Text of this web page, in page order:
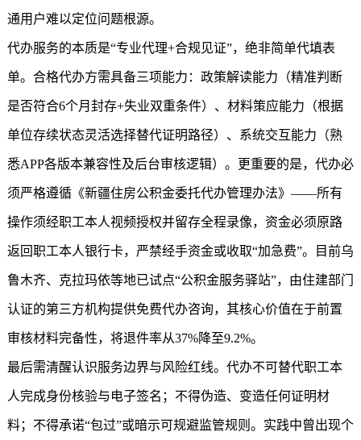
通用户难以定位问题根源。
代办服务的本质是“专业代理+合规见证”，绝非简单代填表
单。合格代办方需具备三项能力：政策解读能力（精准判断
是否符合6个月封存+失业双重条件）、材料策应能力（根据
单位存续状态灵活选择替代证明路径）、系统交互能力（熟
悉APP各版本兼容性及后台审核逻辑）。更重要的是，代办必
须严格遵循《新疆住房公积金委托代办管理办法》——所有
操作须经职工本人视频授权并留存全程录像，资金必须原路
返回职工本人银行卡，严禁经手资金或收取“加急费”。目前乌
鲁木齐、克拉玛依等地已试点“公积金服务驿站”，由住建部门
认证的第三方机构提供免费代办咨询，其核心价值在于前置
审核材料完备性，将退件率从37%降至9.2%。
最后需清醒认识服务边界与风险红线。代办不可替代职工本
人完成身份核验与电子签名；不得伪造、变造任何证明材
料；不得承诺“包过”或暗示可规避监管规则。实践中曾出现个